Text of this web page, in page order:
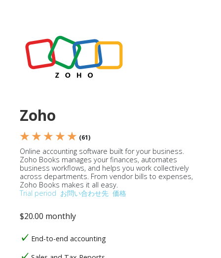
Zoho
★ ★ ★ ★ ★ (61)
Online accounting software built for your business.
Zoho Books manages your finances, automates
business workflows, and helps you work collectively
across departments. From vendor bills to expenses,
Zoho Books makes it all easy.
Trial period お問い合わせ先 価格
$20.00 monthly
End-to-end accounting